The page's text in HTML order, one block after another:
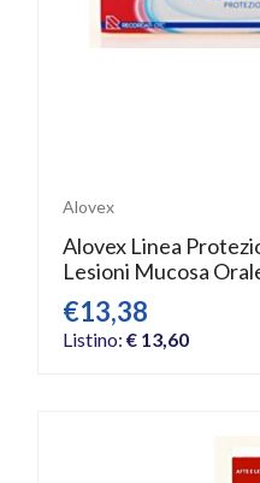
Alovex
Alovex Linea
Lesioni Mucosa
€13,38
Listino: € 13,60